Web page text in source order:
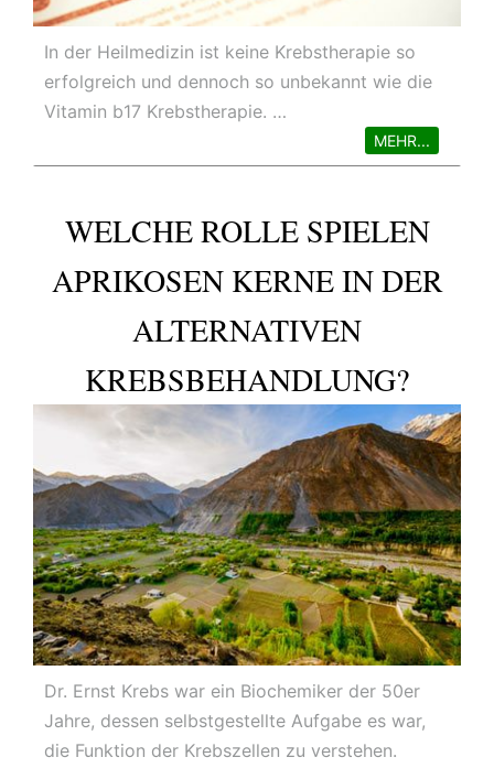
In der Heilmedizin ist keine Krebstherapie so
erfolgreich und dennoch so unbekannt wie die
Vitamin b17 Krebstherapie. …
MEHR...
WELCHE ROLLE SPIELEN
APRIKOSEN KERNE IN DER
ALTERNATIVEN
KREBSBEHANDLUNG?
Dr. Ernst Krebs war ein Biochemiker der 50er
Jahre, dessen selbstgestellte Aufgabe es war,
die Funktion der Krebszellen zu verstehen.